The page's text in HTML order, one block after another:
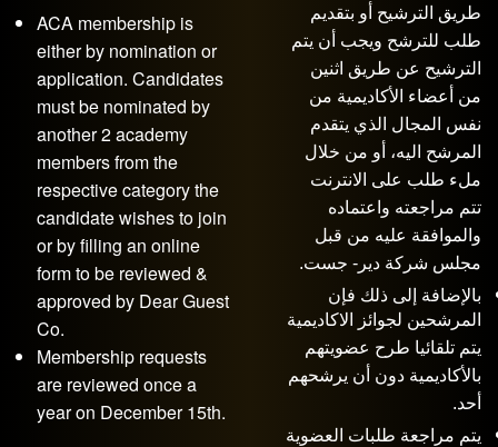
ACA membership is
either by nomination or
application. Candidates
must be nominated by
another 2 academy
members from the
respective category the
candidate wishes to join
or by filling an online
form to be reviewed &
approved by Dear Guest
Co.
Membership requests
are reviewed once a
year on December 15th.
طريق الترشيح أو بتقديم
طلب للترشح ويجب أن يتم
الترشيح عن طريق اثنين
من أعضاء الأكاديمية من
نفس المجال الذي يتقدم
المرشح اليه، أو من خلال
ملء طلب على الانترنت
تتم مراجعته واعتماده
والموافقة عليه من قبل
مجلس شركة دير- جست.
بالإضافة إلى ذلك فإن
المرشحين لجوائز الاكاديمية
يتم تلقائيا طرح عضويتهم
بالأكاديمية دون أن يرشحهم
أحد.
يتم مراجعة طلبات العضوية